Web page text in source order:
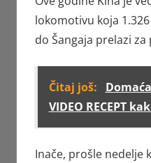
lokomotivu koja
do Šangaja prelazi za
Čitaj još:
VIDEO RECEPT
Inače, prošle nedelje